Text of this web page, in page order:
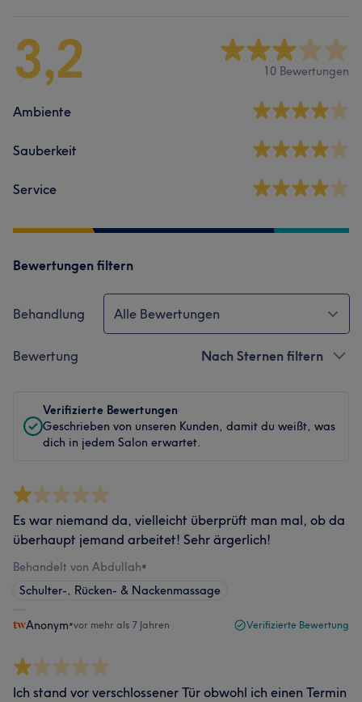
3,2 10 Bewertungen
Ambiente
Sauberkeit
Service
Bewertungen filtern
Behandlung Alle Bewertungen
Bewertung Nach Sternen filtern
Verifizierte Bewertungen
Geschrieben von unseren Kunden, damit du weißt, was
dich in jedem Salon erwartet.
Es war niemand da, vielleicht überprüft man mal, ob da
überhaupt jemand arbeitet! Sehr ärgerlich!
Behandelt von Abdullah•
Schulter-, Rücken- & Nackenmassage
Anonym•vor mehr als 7 Jahren Verifizierte Bewertung
Ich stand vor verschlossener Tür obwohl ich einen Termin